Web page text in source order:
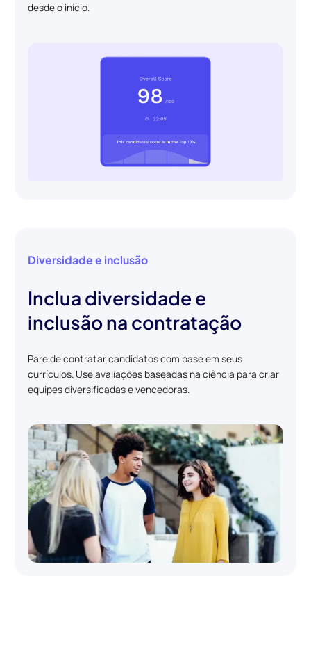
desde o início.
Diversidade e inclusão
Inclua diversidade e
inclusão na contratação
Pare de contratar candidatos com base em seus
currículos. Use avaliações baseadas na ciência para criar
equipes diversificadas e vencedoras.